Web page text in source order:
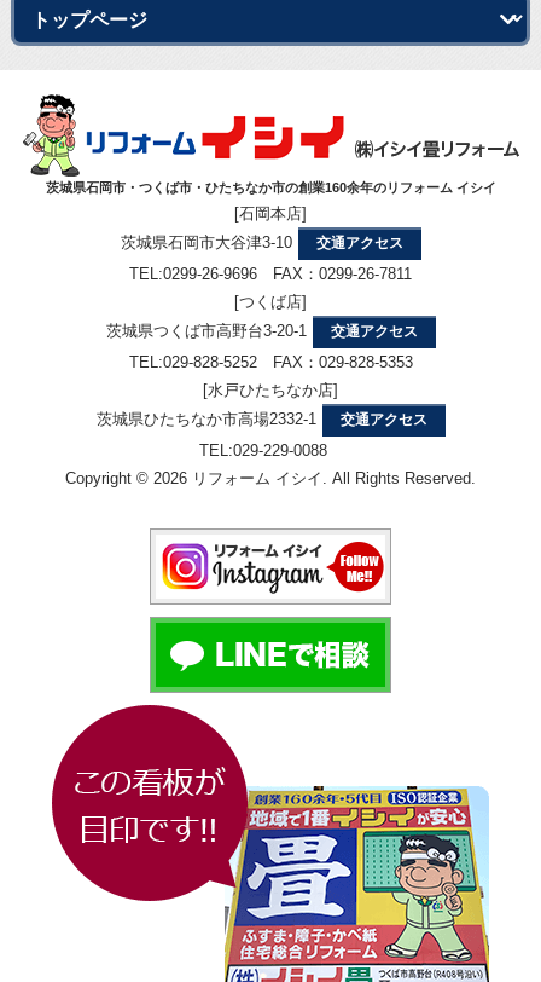
茨城県石岡市・つくば市・ひたちなか市の創業160余年のリフォーム イシイ
[石岡本店]
茨城県石岡市大谷津3-10
交通アクセス
TEL:0299-26-9696 FAX：0299-26-7811
[つくば店]
茨城県つくば市高野台3-20-1
交通アクセス
TEL:029-828-5252 FAX：029-828-5353
[水戸ひたちなか店]
茨城県ひたちなか市高場2332-1
交通アクセス
TEL:029-229-0088
Copyright © 2026 リフォーム イシイ. All Rights Reserved.